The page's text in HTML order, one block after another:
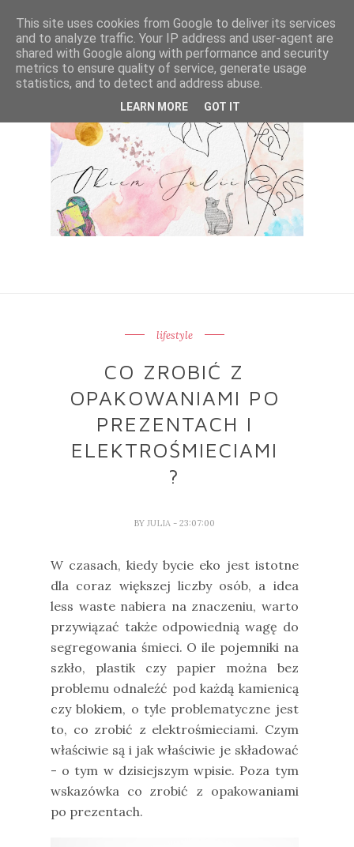
lifestyle
CO ZROBIĆ Z
OPAKOWANIAMI PO
PREZENTACH I
ELEKTROŚMIECIAMI
?
BYJULIA - 23:07:00
W czasach, kiedy bycie eko jest istotne
dla coraz większej liczby osób, a idea
less waste nabiera na znaczeniu, warto
przywiązać także odpowiednią wagę do
segregowania śmieci. O ile pojemniki na
szkło, plastik czy papier można bez
problemu odnaleźć pod każdą kamienicą
czy blokiem, o tyle problematyczne jest
to, co zrobić z elektrośmieciami. Czym
właściwie są i jak właściwie je składować
- o tym w dzisiejszym wpisie. Poza tym
wskazówka co zrobić z opakowaniami
po prezentach.
This site uses cookies from Google to deliver its services
and to analyze traffic. Your IP address and user-agent are
shared with Google along with performance and security
metrics to ensure quality of service, generate usage
statistics, and to detect and address abuse.
LEARN MORE GOT IT